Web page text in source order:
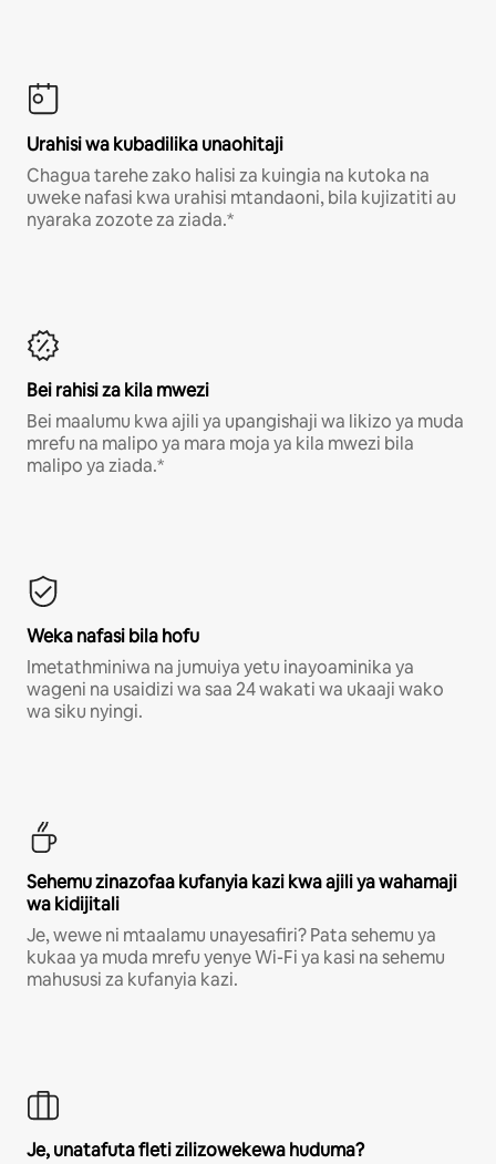
Urahisi wa kubadilika unaohitaji
Chagua tarehe zako halisi za kuingia na kutoka na
uweke nafasi kwa urahisi mtandaoni, bila kujizatiti au
nyaraka zozote za ziada.*
Bei rahisi za kila mwezi
Bei maalumu kwa ajili ya upangishaji wa likizo ya muda
mrefu na malipo ya mara moja ya kila mwezi bila
malipo ya ziada.*
Weka nafasi bila hofu
Imetathminiwa na jumuiya yetu inayoaminika ya
wageni na usaidizi wa saa 24 wakati wa ukaaji wako
wa siku nyingi.
Sehemu zinazofaa kufanyia kazi kwa ajili ya wahamaji
wa kidijitali
Je, wewe ni mtaalamu unayesafiri? Pata sehemu ya
kukaa ya muda mrefu yenye Wi-Fi ya kasi na sehemu
mahususi za kufanyia kazi.
Je, unatafuta fleti zilizowekewa huduma?